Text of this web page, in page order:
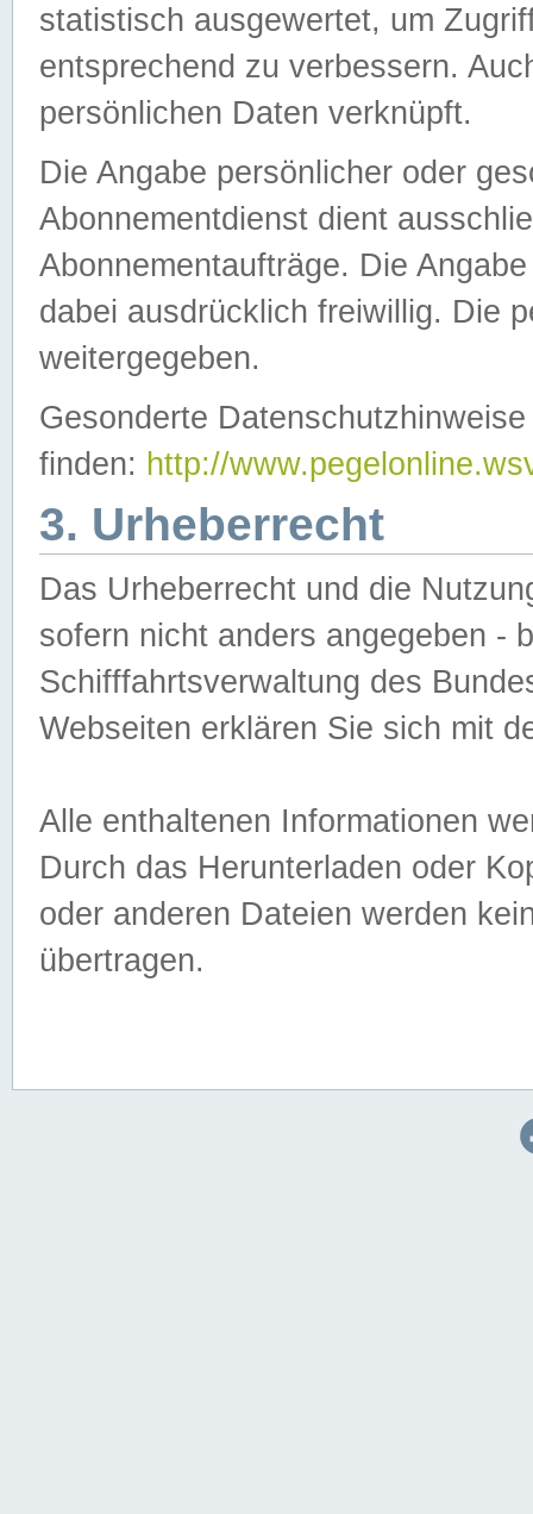
statistisch ausgewertet, um
entsprechend zu verbessern.
persönlichen Daten verknüpft.
Die Angabe persönlicher oder
Abonnementdienst dient
Abonnementaufträge. Die
dabei ausdrücklich freiwillig. Die
weitergegeben.
Gesonderte
finden: http://
3. Urheberrecht
Das Urheberrecht und die
sofern nicht anders angegeben -
Schifffahrtsverwaltung des
Webseiten erklären Sie sich mit
Alle enthaltenen Informationen
Durch das Herunterladen oder
oder anderen Dateien werden
übertragen.